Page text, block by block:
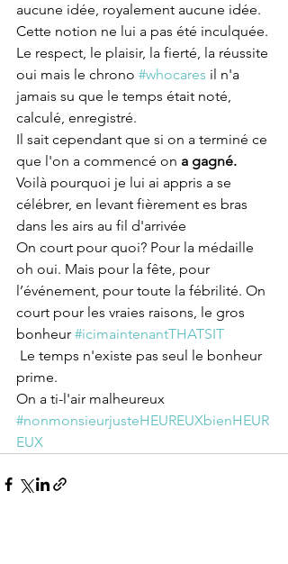
aucune idée, royalement aucune idée.
Cette notion ne lui a pas été inculquée.
Le respect, le plaisir, la fierté, la réussite
oui mais le chrono #whocares il n'a
jamais su que le temps était noté,
calculé, enregistré.
Il sait cependant que si on a terminé ce
que l'on a commencé on a gagné.
Voilà pourquoi je lui ai appris a se
célébrer, en levant fièrement es bras
dans les airs au fil d'arrivée
On court pour quoi? Pour la médaille
oh oui. Mais pour la fête, pour
l’événement, pour toute la fébrilité. On
court pour les vraies raisons, le gros
bonheur #icimaintenantTHATSIT
prime.
On a ti-l'air malheureux
#nonmonsieurjusteHEUREUXbienHEUR
EUX